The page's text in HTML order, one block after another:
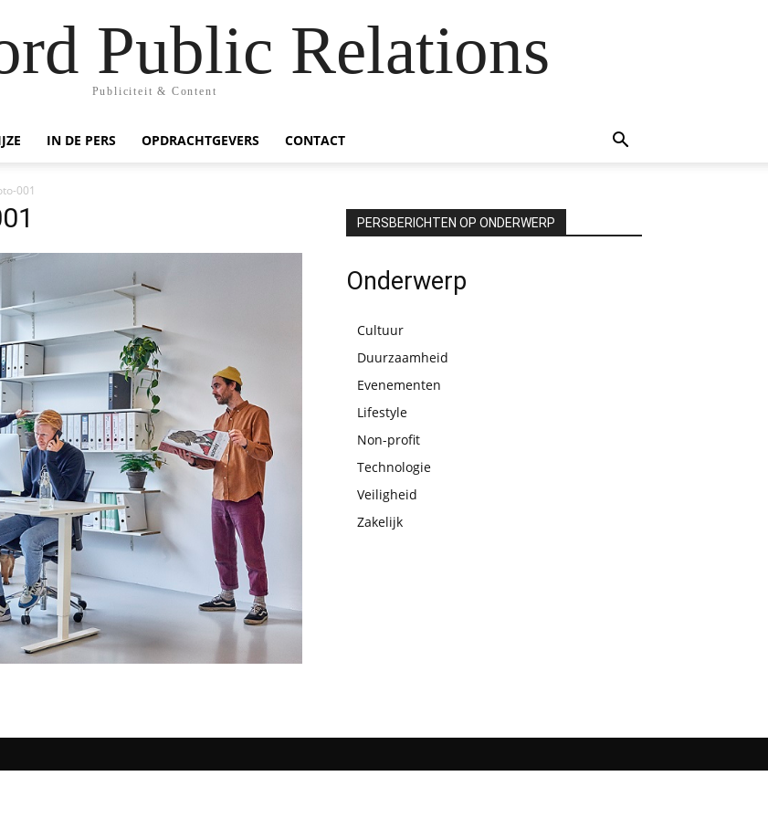
Public Relations
Publiciteit & Content
IN DE PERS OPDRACHTGEVERS CONTACT
001
PERSBERICHTEN OP ONDERWERP
Onderwerp
Cultuur
Duurzaamheid
Evenementen
Lifestyle
Non-profit
Technologie
Veiligheid
Zakelijk